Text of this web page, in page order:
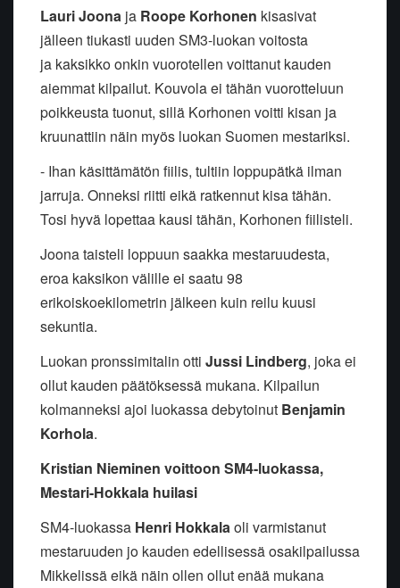
Lauri Joona ja Roope Korhonen kisasivat
jälleen tiukasti uuden SM3-luokan voitosta
ja kaksikko onkin vuorotellen voittanut kauden
aiemmat kilpailut. Kouvola ei tähän vuorotteluun
poikkeusta tuonut, sillä Korhonen voitti kisan ja
kruunattiin näin myös luokan Suomen mestariksi.
- Ihan käsittämätön fiilis, tultiin loppupätkä ilman
jarruja. Onneksi riitti eikä ratkennut kisa tähän.
Tosi hyvä lopettaa kausi tähän, Korhonen fiilisteli.
Joona taisteli loppuun saakka mestaruudesta,
eroa kaksikon välille ei saatu 98
erikoiskoekilometrin jälkeen kuin reilu kuusi
sekuntia.
Luokan pronssimitalin otti Jussi Lindberg, joka ei
ollut kauden päätöksessä mukana. Kilpailun
kolmanneksi ajoi luokassa debytoinut Benjamin
Korhola.
Kristian Nieminen voittoon SM4-luokassa,
Mestari-Hokkala huilasi
SM4-luokassa Henri Hokkalaoli varmistanut
mestaruuden jo kauden edellisessä osakilpailussa
Mikkelissä eikä näin ollen ollut enää mukana